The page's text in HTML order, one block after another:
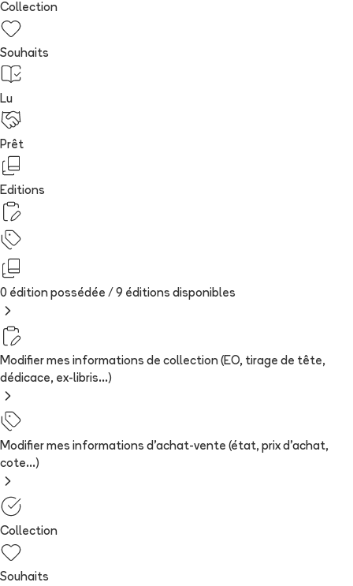
Collection
Souhaits
Lu
Prêt
Editions
0 édition possédée / 9 éditions disponibles
Modifier mes informations de collection (EO, tirage de tête,
dédicace, ex-libris...)
Modifier mes informations d'achat-vente (état, prix d'achat,
cote...)
Collection
Souhaits